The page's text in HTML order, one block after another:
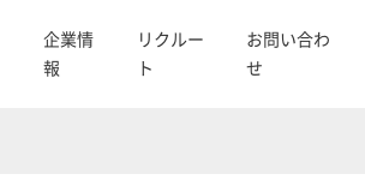
企業情
報
リクルー
ト
お問い合わ
せ